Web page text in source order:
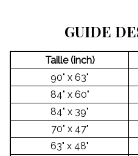
GUIDE
Taille (inch)
90" x 63"
84" x 60"
84" x 39"
70" x 47"
63" x 48"